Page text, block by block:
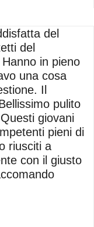
del
del
in pieno
una cosa
Il
pulito
giovani
pieni di
riusciti a
con il giusto